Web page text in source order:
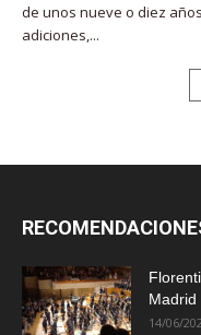
de unos nueve o diez
adiciones,...
Madrid
14/06/